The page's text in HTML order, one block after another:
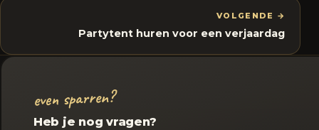
VOLGENDE →
Partytent huren voor een verjaardag
even sparren?
Heb je nog vragen?